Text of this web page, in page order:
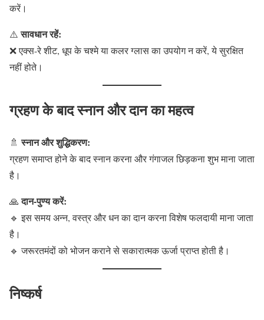
करें।
⚠️सावधान रहें:
❌ एक्स-रे शीट, धूप के चश्मे या कलर ग्लास का उपयोग न करें, ये सुरक्षित
नहीं होते।
ग्रहण के बाद स्नान और दान का महत्व
🚿स्नान और शुद्धिकरण:
ग्रहण समाप्त होने के बाद स्नान करना और गंगाजल छिड़कना शुभ माना जाता
है।
🙏दान-पुण्य करें:
🔹 इस समय अन्न, वस्त्र और धन का दान करना विशेष फलदायी माना जाता
है।
🔹 जरूरतमंदों को भोजन कराने से सकारात्मक ऊर्जा प्राप्त होती है।
निष्कर्ष